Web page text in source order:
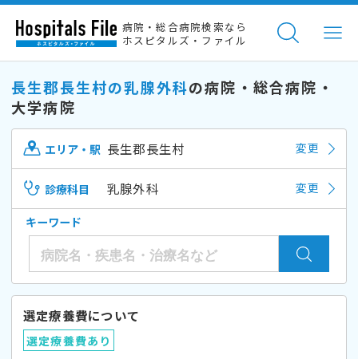
病院・総合病院検索なら
ホスピタルズ・ファイル
長生郡長生村の乳腺外科の病院・総合病院・
大学病院
エリア・駅 長生郡長生村 変更
診療科目 乳腺外科 変更
キーワード
選定療養費について
選定療養費あり